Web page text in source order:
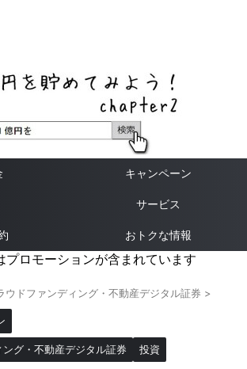
キャンペーン
サービス
おトクな情報
プロモーションが含まれています
ウドファンディング・不動産デジタル証券 >
グ・不動産デジタル証券 投資